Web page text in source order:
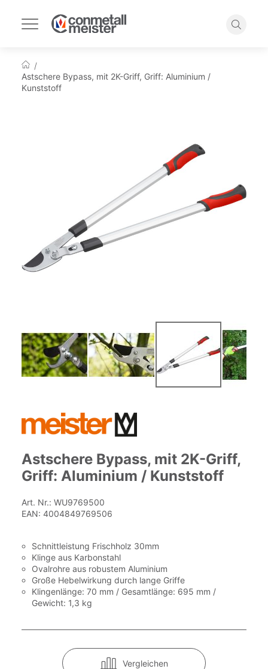
Navigation
umschalten
Suche
Startseite
Astschere Bypass, mit 2K-Griff, Griff: Aluminium /
Kunststoff
der
Bildgalerie
Astschere Bypass, mit 2K-Griff,
Griff: Aluminium / Kunststoff
Art. Nr.: WU9769500
EAN: 4004849769506
Schnittleistung Frischholz 30mm
Klinge aus Karbonstahl
Ovalrohre aus robustem Aluminium
Große Hebelwirkung durch lange Griffe
Klingenlänge: 70 mm / Gesamtlänge: 695 mm /
Gewicht: 1,3 kg
Vergleichen